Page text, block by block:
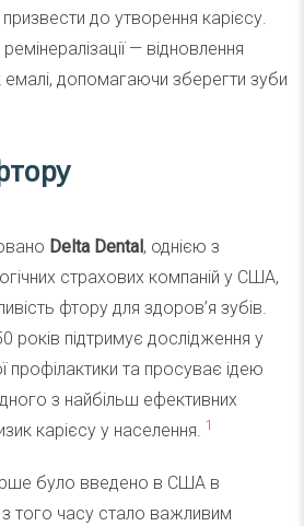
до утворення карієсу.
— відновлення
допомагаючи зберегти зуби
Delta Dental , однією з
страхових компаній у США,
фтору для здоров’я зубів.
років підтримує дослідження у
профілактики та просуває ідею
з найбільш ефективних
карієсу у населення. 1
було введено в США в
з того часу стало важливим